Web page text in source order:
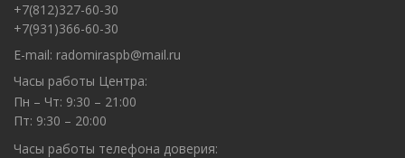
+7(812)327-60-30
+7(931)366-60-30
E-mail: radomiraspb@mail.ru
Часы работы Центра:
Пн – Чт: 9:30 – 21:00
Пт: 9:30 – 20:00
Часы работы телефона доверия: